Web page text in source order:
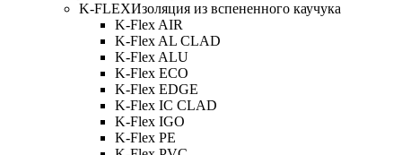
K-FLEXИзоляция из вспененного каучука
K-Flex AIR
K-Flex AL CLAD
K-Flex ALU
K-Flex ECO
K-Flex EDGE
K-Flex IC CLAD
K-Flex IGO
K-Flex PE